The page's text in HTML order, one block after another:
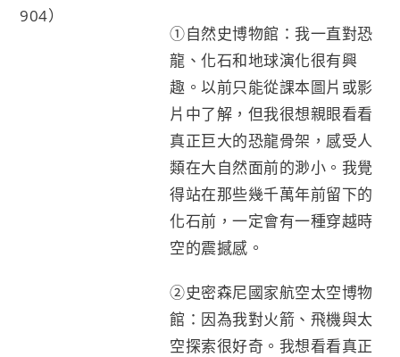
904）
①自然史博物館：我一直對恐
龍、化石和地球演化很有興
趣。以前只能從課本圖片或影
片中了解，但我很想親眼看看
真正巨大的恐龍骨架，感受人
類在大自然面前的渺小。我覺
得站在那些幾千萬年前留下的
化石前，一定會有一種穿越時
空的震撼感。
②史密森尼國家航空太空博物
館：因為我對火箭、飛機與太
空探索很好奇。我想看看真正